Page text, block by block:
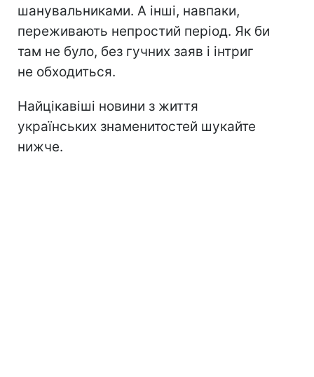
шанувальниками. А інші, навпаки,
переживають непростий період. Як би
там не було, без гучних заяв і інтриг
не обходиться.
Найцікавіші новини з життя
українських знаменитостей шукайте
нижче.